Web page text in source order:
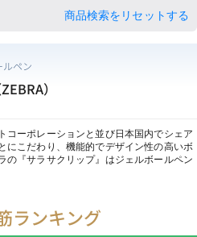
商品検索をリセットする
ペン
ZEBRA）
コーポレーションと並び日本国内でシェア
にこだわり、機能的でデザイン性の高いボ
の『サラサクリップ』はジェルボールペン
ランキング